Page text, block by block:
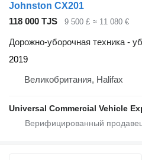
Johnston CX201
118 000 TJS
9 500 £ ≈ 11 080 €
Дорожно-уборочная техника -
2019
Великобритания, Halifax
Universal Commercial Vehicle